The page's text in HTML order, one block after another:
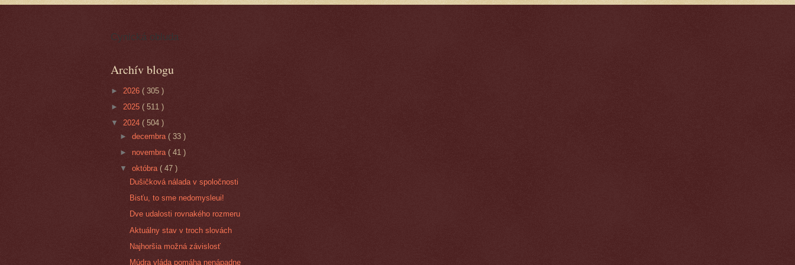
Cynická obluda
Archív blogu
► 2026 ( 305 )
► 2025 ( 511 )
▼ 2024 ( 504 )
►decembra( 33 )
►novembra( 41 )
▼októbra( 47 )
Dušičková nálada v spoločnosti
Bisťu, to sme nedomysleui!
Dve udalosti rovnakého rozmeru
Aktuálny stav v troch slovách
Najhoršia možná závislosť
Múdra vláda pomáha nenápadne